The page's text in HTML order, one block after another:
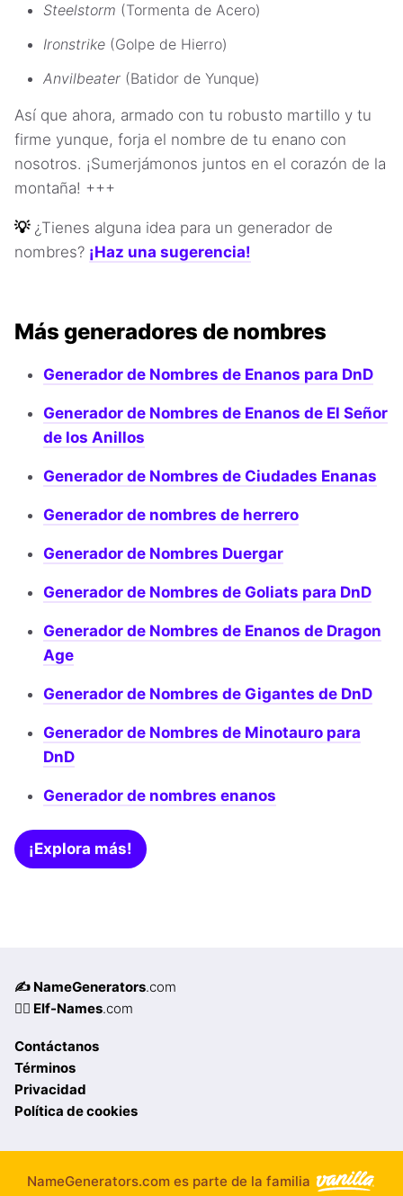
Steelstorm (Tormenta de Acero)
Ironstrike (Golpe de Hierro)
Anvilbeater (Batidor de Yunque)
Así que ahora, armado con tu robusto martillo y tu
firme yunque, forja el nombre de tu enano con
nosotros. ¡Sumerjámonos juntos en el corazón de la
montaña! +++
💡 ¿Tienes alguna idea para un generador de
nombres? ¡Haz una sugerencia!
Más generadores de nombres
Generador de Nombres de Enanos para DnD
Generador de Nombres de Enanos de El Señor
de los Anillos
Generador de Nombres de Ciudades Enanas
Generador de nombres de herrero
Generador de Nombres Duergar
Generador de Nombres de Goliats para DnD
Generador de Nombres de Enanos de Dragon
Age
Generador de Nombres de Gigantes de DnD
Generador de Nombres de Minotauro para
DnD
Generador de nombres enanos
¡Explora más!
✍️ NameGenerators.com
🧝‍♀️ Elf-Names.com
Contáctanos
Términos
Privacidad
Política de cookies
NameGenerators.com es parte de la familia